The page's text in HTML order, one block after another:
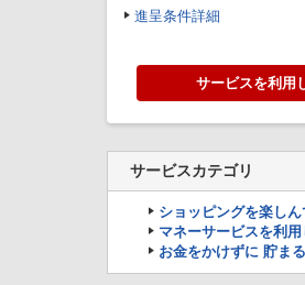
進呈条件詳細
サービスを利用
サービスカテゴリ
ショッピングを楽し
マネーサービスを利
お金をかけずに 貯まる